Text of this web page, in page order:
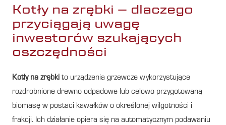
Kotły na zrębki – dlaczego
przyciągają uwagę
inwestorów szukających
oszczędności
Kotły na zrębki to urządzenia grzewcze wykorzystujące
rozdrobnione drewno odpadowe lub celowo przygotowaną
biomasę w postaci kawałków o określonej wilgotności i
frakcji. Ich działanie opiera się na automatycznym podawaniu